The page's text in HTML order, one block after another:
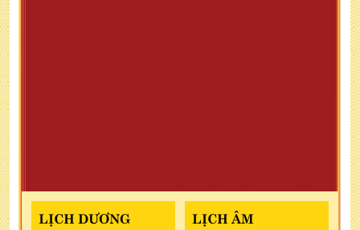
LỊCH DƯƠNG LỊCH ÂM